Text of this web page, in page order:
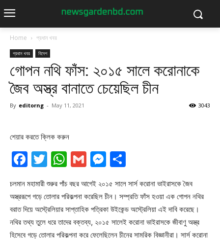
Home প্রধান খবর
প্রধান খবর বিদেশ
গোপন নথি ফাঁস: ২০১৫ সালে করোনাকে
জৈব অস্ত্র বানাতে চেয়েছিল চীন
By editorng - May 11, 2021 3043
শেয়ার করতে ক্লিক করুন
Facebook
Twitter
WhatsApp
GmailMessenger
চলমান মহামারী শুরুর পাঁচ বছর আগেই ২০১৫ সালে সার্স করোনা ভাইরাসকে জৈব
অস্ত্ররূপে গড়ে তোলার পরিকল্পনা করেছিল চীন। সম্প্রতি ফাঁস হওয়া এক গোপন নথির
বরাত দিয়ে অস্ট্রেলিয়ার সাপ্তাহিক পত্রিকা উইকেন্ড অস্ট্রেলিয়া এই দাবি করেছে।
নথির তথ্য তুলে ধরে তাদের বক্তব্য, ২০১৫ সালেই করোনা ভাইরাসকে জীবাণু অস্ত্র
হিসেবে গড়ে তোলার পরিকল্পনা করে ফেলেছিলেন চীনের সামরিক বিজ্ঞানীরা। সার্স করোনা